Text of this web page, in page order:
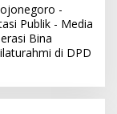
-
Publik - Media
Bina
di DPD